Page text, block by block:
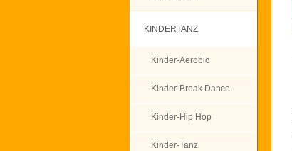
KINDERTANZ
Kinder-Aerobic
Kinder-Break Dance
Kinder-Hip Hop
Kinder-Tanz